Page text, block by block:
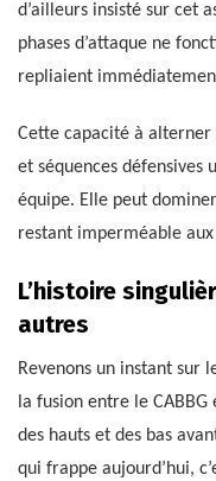
d’ailleurs insisté sur cet
phases d’attaque ne
repliaient
Cette capacité à alterner
et séquences
équipe. Elle peut
restant imperméable
L’histoire
autres
Revenons un instant sur
la fusion entre le
des hauts et des bas
qui frappe aujourd’hui,